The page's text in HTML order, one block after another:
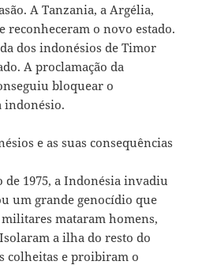
A Tanzania, a Argélia,
reconheceram o novo estado.
dos indonésios de Timor
A proclamação da
bloquear o
indonésio.
e as suas consequências
de 1975, a Indonésia invadiu
um grande genocídio que
mataram homens,
a ilha do resto do
colheitas e proibiram o